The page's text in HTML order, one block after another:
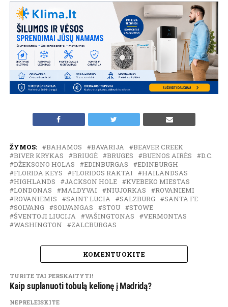
ŽYMOS: BAHAMOS BAVARIJA
BEAVER CREEK
BIVER KRYKAS
BRIUGĖ BRUGES BUENOS AIRĖS
D.C.
DŽEKSONO HOLAS
EDINBURGAS
EDINBURGH
FLORIDA KEYS
FLORIDOS RAKTAI
HAILANDSAS
HIGHLANDS
JACKSON HOLE
KVEBEKO MIESTAS
LONDONAS
MALDYVAI NIUJORKAS
ROVANIEMI
ROVANIEMIS
SAINT LUCIA SALZBURG
SANTA FE
SOLVANG
SOLVANGAS STOU
STOWE
ŠVENTOJI LIUCIJA
VAŠINGTONAS
VERMONTAS
WASHINGTON
ZALCBURGAS
KOMENTUOKITE
TURITE TAI PERSKAITYTI!
Kaip suplanuoti tobulą kelionę į Madridą?
NEPRELEISKITE